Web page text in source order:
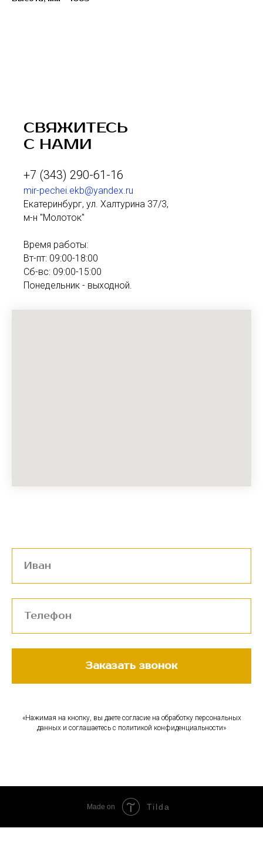
СВЯЖИТЕСЬ
С НАМИ
+7 (343) 290-61-16
mir-pechei.ekb@yandex.ru
Екатеринбург, ул. Халтурина 37/3,
м-н "Молоток"
Время работы:
Вт-пт: 09:00-18:00
Сб-вс: 09:00-15:00
Понедельник - выходной.
Заказать звонок
«Нажимая на кнопку, вы даете согласие на обработку персональных
данных и соглашаетесь c политикой конфиденциальности»
Made on Tilda